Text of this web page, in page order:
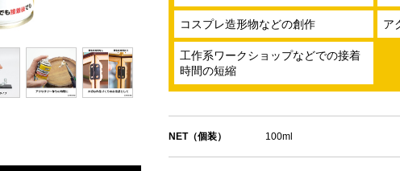
コスプレ造形物などの創作 ア
工作系ワークショップなどでの接着
時間の短縮
NET（個装） 100ml